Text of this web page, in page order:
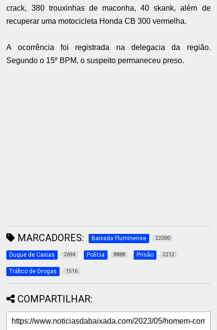
crack, 380 trouxinhas de maconha, 40 skank, além de
recuperar uma motocicleta Honda CB 300 vermelha.
A ocorrência foi registrada na delegacia da região.
Segundo o 15º BPM, o suspeito permaneceu preso.
MARCADORES: Baixada Fluminense 22000
Duque de Caxias 2694 Polícia 8888 Prisão 2212
Tráfico de Drogas 1516
COMPARTILHAR: